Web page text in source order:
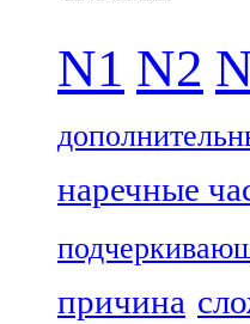
N1 N2
наречные
причина